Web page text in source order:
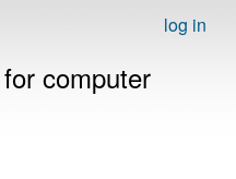
log in
computer